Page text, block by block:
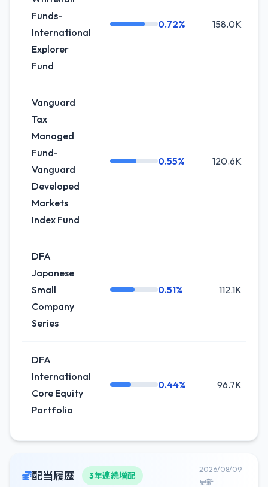
Funds-
International
Explorer
Fund
0.72% 158.0K
Vanguard
Tax
Managed
Fund-
Vanguard
Developed
Markets
Index Fund
0.55% 120.6K
DFA
Japanese
Small
Company
Series
0.51% 112.1K
DFA
International
Core Equity
Portfolio
0.44% 96.7K
配当履歴 3年連続増配
2026/08/09
更新